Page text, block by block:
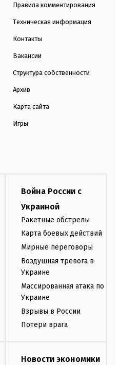
Правила комментирования
Техническая информация
Контакты
Вакансии
Структура собственности
Архив
Карта сайта
Игры
Война России с
Украиной
Ракетные обстрелы
Карта боевых действий
Мирные переговоры
Воздушная тревога в
Украине
Массированная атака по
Украине
Взрывы в России
Потери врага
Новости экономики